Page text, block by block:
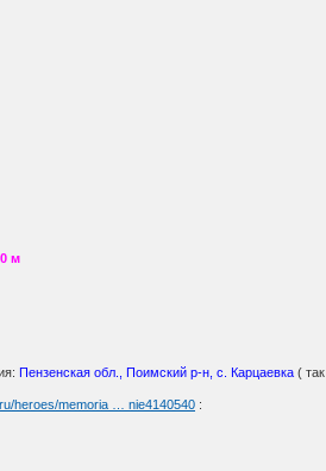
м
Пензенская обл., Поимский р-н, с. Карцаевка (
heroes/memoria … nie4140540 :